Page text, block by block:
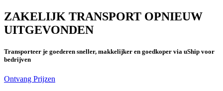
ZAKELIJK TRANSPORT OPNIEUW
UITGEVONDEN
Transporteer je goederen sneller, makkelijker en goedkoper via uShip voor
bedrijven
Ontvang Prijzen